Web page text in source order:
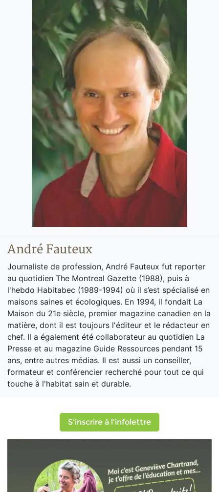
André Fauteux
Journaliste de profession, André Fauteux fut reporter
au quotidien The Montreal Gazette (1988), puis à
l'hebdo Habitabec (1989-1994) où il s’est spécialisé en
maisons saines et écologiques. En 1994, il fondait La
Maison du 21e siècle, premier magazine canadien en la
matière, dont il est toujours l'éditeur et le rédacteur en
chef. Il a également été collaborateur au quotidien La
Presse et au magazine Guide Ressources pendant 15
ans, entre autres médias. Il est aussi un conseiller,
formateur et conférencier recherché pour tout ce qui
touche à l'habitat sain et durable.
S'inscrire à l'infolettre